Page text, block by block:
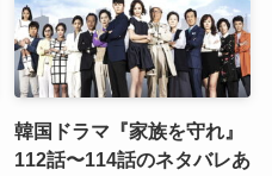
韓国ドラマ『家族を守れ』
112話〜114話のネタバレあ